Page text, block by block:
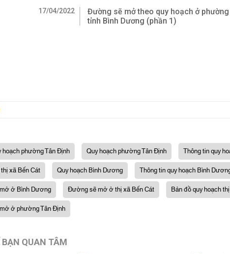
17/04/2022
Đường sẽ mở theo quy hoạch ở
tỉnh Bình Dương (phần 1)
hoạch phường Tân Định Quy hoạch phường Tân Định
Thông tin quy
xã Bến Cát
Quy hoạch Bình Dương
Thông tin quy hoạch Bình
ở Bình Dương
Đường sẽ mở ở thị xã Bến Cát
Bản đồ quy hoạch
ở phường Tân Định
BẠN QUAN TÂM